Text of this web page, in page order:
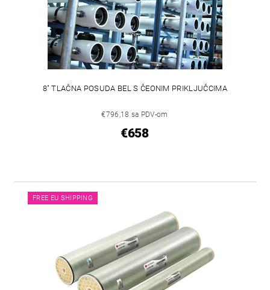
8" TLAČNA POSUDA BEL S ČEONIM PRIKLJUČCIMA
€796,18 sa PDV-om
€658
FREE EU SHIPPING